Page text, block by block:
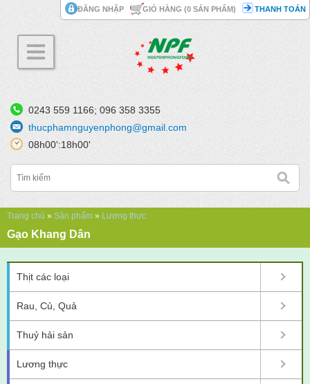
Nhảy đến nội dung
0243 559 1166; 096 358 3355
thucphamnguyenphong@gmail.com
08h00':18h00'
ĐĂNG NHẬP GIỎ HÀNG (0 SẢN PHẨM) THANH TOÁN
Bạn đang ở đây
Trang chủ » Sản phẩm » Lương thực
Gạo Khang Dân
Thịt các loại
Rau, Củ, Quả
Thuỷ hải sản
Lương thực